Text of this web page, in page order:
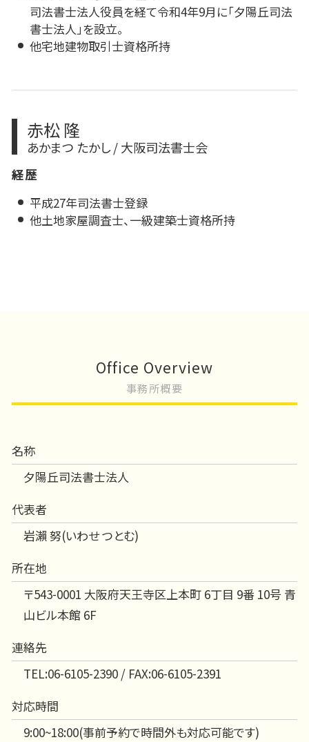
司法書士法人役員を経て令和4年9月に「夕陽丘司法
書士法人」を設立。
他宅地建物取引士資格所持
赤松 隆
あかまつ たかし / 大阪司法書士会
経歴
平成27年司法書士登録
他土地家屋調査士、一級建築士資格所持
Office Overview
事務所概要
名称
夕陽丘司法書士法人
代表者
岩瀨 努(いわせ つとむ)
所在地
〒543-0001 大阪府天王寺区上本町 6丁目 9番 10号 青
山ビル本館 6F
連絡先
TEL:06-6105-2390 / FAX:06-6105-2391
対応時間
9:00~18:00(事前予約で時間外も対応可能です)